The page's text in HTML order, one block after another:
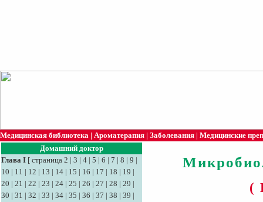
Медицинская библиотека | Ароматерапия | Заболевания | Медицинские
Домашний доктор
Глава I [ страница 2 | 3 | 4 | 5 | 6 | 7 | 8 | 9 |
10 | 11 | 12 | 13 | 14 | 15 | 16 | 17 | 18 | 19 |
20 | 21 | 22 | 23 | 24 | 25 | 26 | 27 | 28 | 29 |
30 | 31 | 32 | 33 | 34 | 35 | 36 | 37 | 38 | 39 |
(